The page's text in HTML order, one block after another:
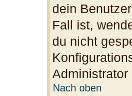
dein
Fall ist,
du nicht
Administrator
Nach oben